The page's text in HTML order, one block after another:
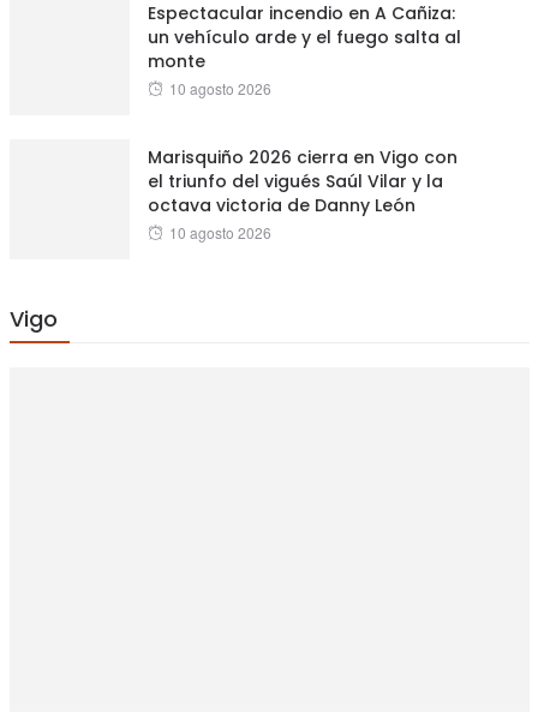
Espectacular incendio en A Cañiza:
un vehículo arde y el fuego salta al
monte
Posted
10 agosto 2026
Marisquiño 2026 cierra en Vigo con
el triunfo del vigués Saúl Vilar y la
octava victoria de Danny León
Posted
10 agosto 2026
Vigo